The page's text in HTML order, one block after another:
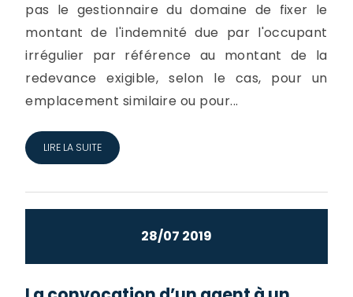
pas le gestionnaire du domaine de fixer le
montant de l'indemnité due par l'occupant
irrégulier par référence au montant de la
redevance exigible, selon le cas, pour un
emplacement similaire ou pour...
LIRE LA SUITE
28/07 2019